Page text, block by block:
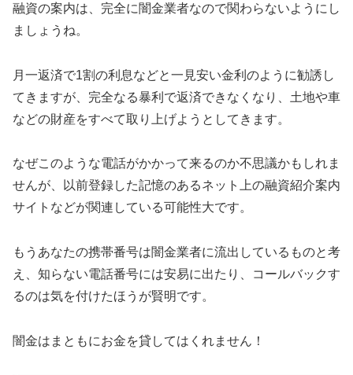
融資の案内は、完全に闇金業者なので関わらないようにし
ましょうね。
月一返済で1割の利息などと一見安い金利のように勧誘し
てきますが、完全なる暴利で返済できなくなり、土地や車
などの財産をすべて取り上げようとしてきます。
なぜこのような電話がかかって来るのか不思議かもしれま
せんが、以前登録した記憶のあるネット上の融資紹介案内
サイトなどが関連している可能性大です。
もうあなたの携帯番号は闇金業者に流出しているものと考
え、知らない電話番号には安易に出たり、コールバックす
るのは気を付けたほうが賢明です。
闇金はまともにお金を貸してはくれません！